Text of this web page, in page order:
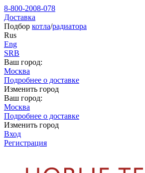
8-800-2008-078
Доставка
Подбор котла/радиатора
Rus
Eng
SRB
Ваш город:
Москва
Подробнее о доставке
Изменить город
Ваш город:
Москва
Подробнее о доставке
Изменить город
Вход
Регистрация